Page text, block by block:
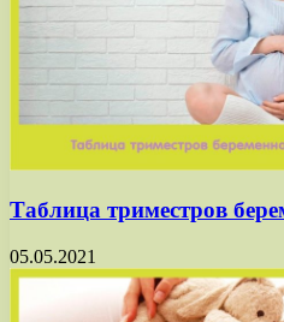
Таблица триместров
05.05.2021